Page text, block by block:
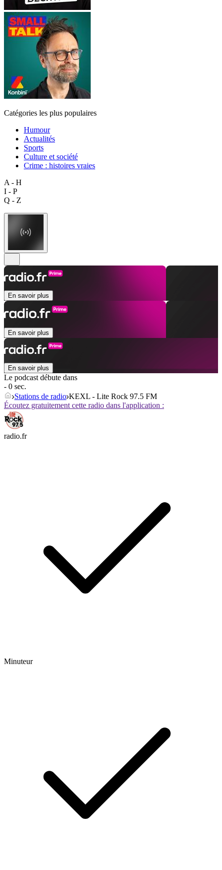
Catégories les plus populaires
Humour
Actualités
Sports
Culture et société
Crime : histoires vraies
A - H
I - P
Q - Z
En savoir plus
En savoir plus
En savoir plus
Le podcast débute dans
- 0 sec.
Stations de radio KEXL - Lite Rock 97.5 FM
Écoutez gratuitement cette radio dans l'application :
radio.fr
Minuteur